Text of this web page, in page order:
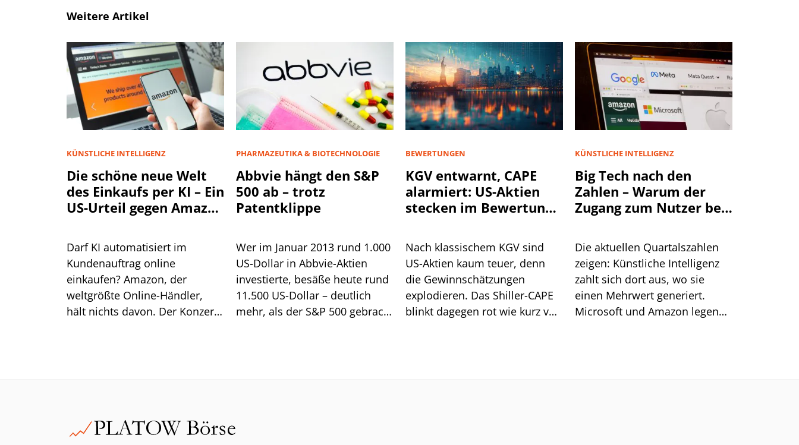
Weitere Artikel
KÜNSTLICHE INTELLIGENZ
Die schöne neue Welt
des Einkaufs per KI – Ein
US-Urteil gegen Amazon
schwerwiegende Folgen
haben
Darf KI automatisiert im
Kundenauftrag online
einkaufen? Amazon, der
weltgrößte Online-Händler,
hält nichts davon. Der Konzern
eine höhere Instanz wiederum
anders entscheidet.
PHARMAZEUTIKA & BIOTECHNOLOGIE
Abbvie hängt den S&P
500 ab – trotz
Patentklippe
Wer im Januar 2013 rund 1.000
US-Dollar in Abbvie-Aktien
investierte, besäße heute rund
11.500 US-Dollar – deutlich
mehr, als der S&P 500 gebracht
BEWERTUNGEN
KGV entwarnt, CAPE
alarmiert: US-Aktien
stecken im Bewertungs-
Nach klassischem KGV sind
US-Aktien kaum teuer, denn
die Gewinnschätzungen
explodieren. Das Shiller-CAPE
blinkt dagegen rot wie kurz vor
KÜNSTLICHE INTELLIGENZ
Big Tech nach den
Zahlen – Warum der
Zugang zum Nutzer bei
Die aktuellen Quartalszahlen
zeigen: Künstliche Intelligenz
zahlt sich dort aus, wo sie
einen Mehrwert generiert.
Microsoft und Amazon legen